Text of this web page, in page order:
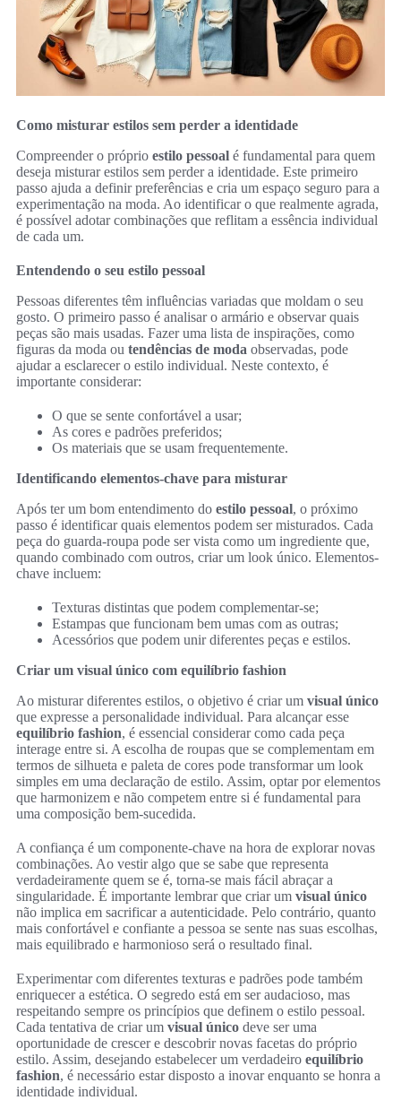
Como misturar estilos sem perder a identidade
Compreender o próprio estilo pessoal é fundamental para quem
deseja misturar estilos sem perder a identidade. Este primeiro
passo ajuda a definir preferências e cria um espaço seguro para a
experimentação na moda. Ao identificar o que realmente agrada,
é possível adotar combinações que reflitam a essência individual
de cada um.
Entendendo o seu estilo pessoal
Pessoas diferentes têm influências variadas que moldam o seu
gosto. O primeiro passo é analisar o armário e observar quais
peças são mais usadas. Fazer uma lista de inspirações, como
figuras da moda ou tendências de moda observadas, pode
ajudar a esclarecer o estilo individual. Neste contexto, é
importante considerar:
O que se sente confortável a usar;
As cores e padrões preferidos;
Os materiais que se usam frequentemente.
Identificando elementos-chave para misturar
Após ter um bom entendimento do estilo pessoal, o próximo
passo é identificar quais elementos podem ser misturados. Cada
peça do guarda-roupa pode ser vista como um ingrediente que,
quando combinado com outros, criar um look único. Elementos-
chave incluem:
Texturas distintas que podem complementar-se;
Estampas que funcionam bem umas com as outras;
Acessórios que podem unir diferentes peças e estilos.
Criar um visual único com equilíbrio fashion
Ao misturar diferentes estilos, o objetivo é criar um visual único
que expresse a personalidade individual. Para alcançar esse
equilíbrio fashion, é essencial considerar como cada peça
interage entre si. A escolha de roupas que se complementam em
termos de silhueta e paleta de cores pode transformar um look
simples em uma declaração de estilo. Assim, optar por elementos
que harmonizem e não competem entre si é fundamental para
uma composição bem-sucedida.
A confiança é um componente-chave na hora de explorar novas
combinações. Ao vestir algo que se sabe que representa
verdadeiramente quem se é, torna-se mais fácil abraçar a
singularidade. É importante lembrar que criar um visual único
não implica em sacrificar a autenticidade. Pelo contrário, quanto
mais confortável e confiante a pessoa se sente nas suas escolhas,
mais equilibrado e harmonioso será o resultado final.
Experimentar com diferentes texturas e padrões pode também
enriquecer a estética. O segredo está em ser audacioso, mas
respeitando sempre os princípios que definem o estilo pessoal.
Cada tentativa de criar um visual único deve ser uma
oportunidade de crescer e descobrir novas facetas do próprio
estilo. Assim, desejando estabelecer um verdadeiro equilíbrio
fashion, é necessário estar disposto a inovar enquanto se honra a
identidade individual.